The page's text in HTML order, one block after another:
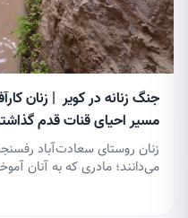
جنگ زنانه در کویر | زنان
مسیر احیای قنات قدم
زنان روستای سعادت‌آباد
می‌دانند؛ مادری که به آنان
پای خود بایستند و با تهیه